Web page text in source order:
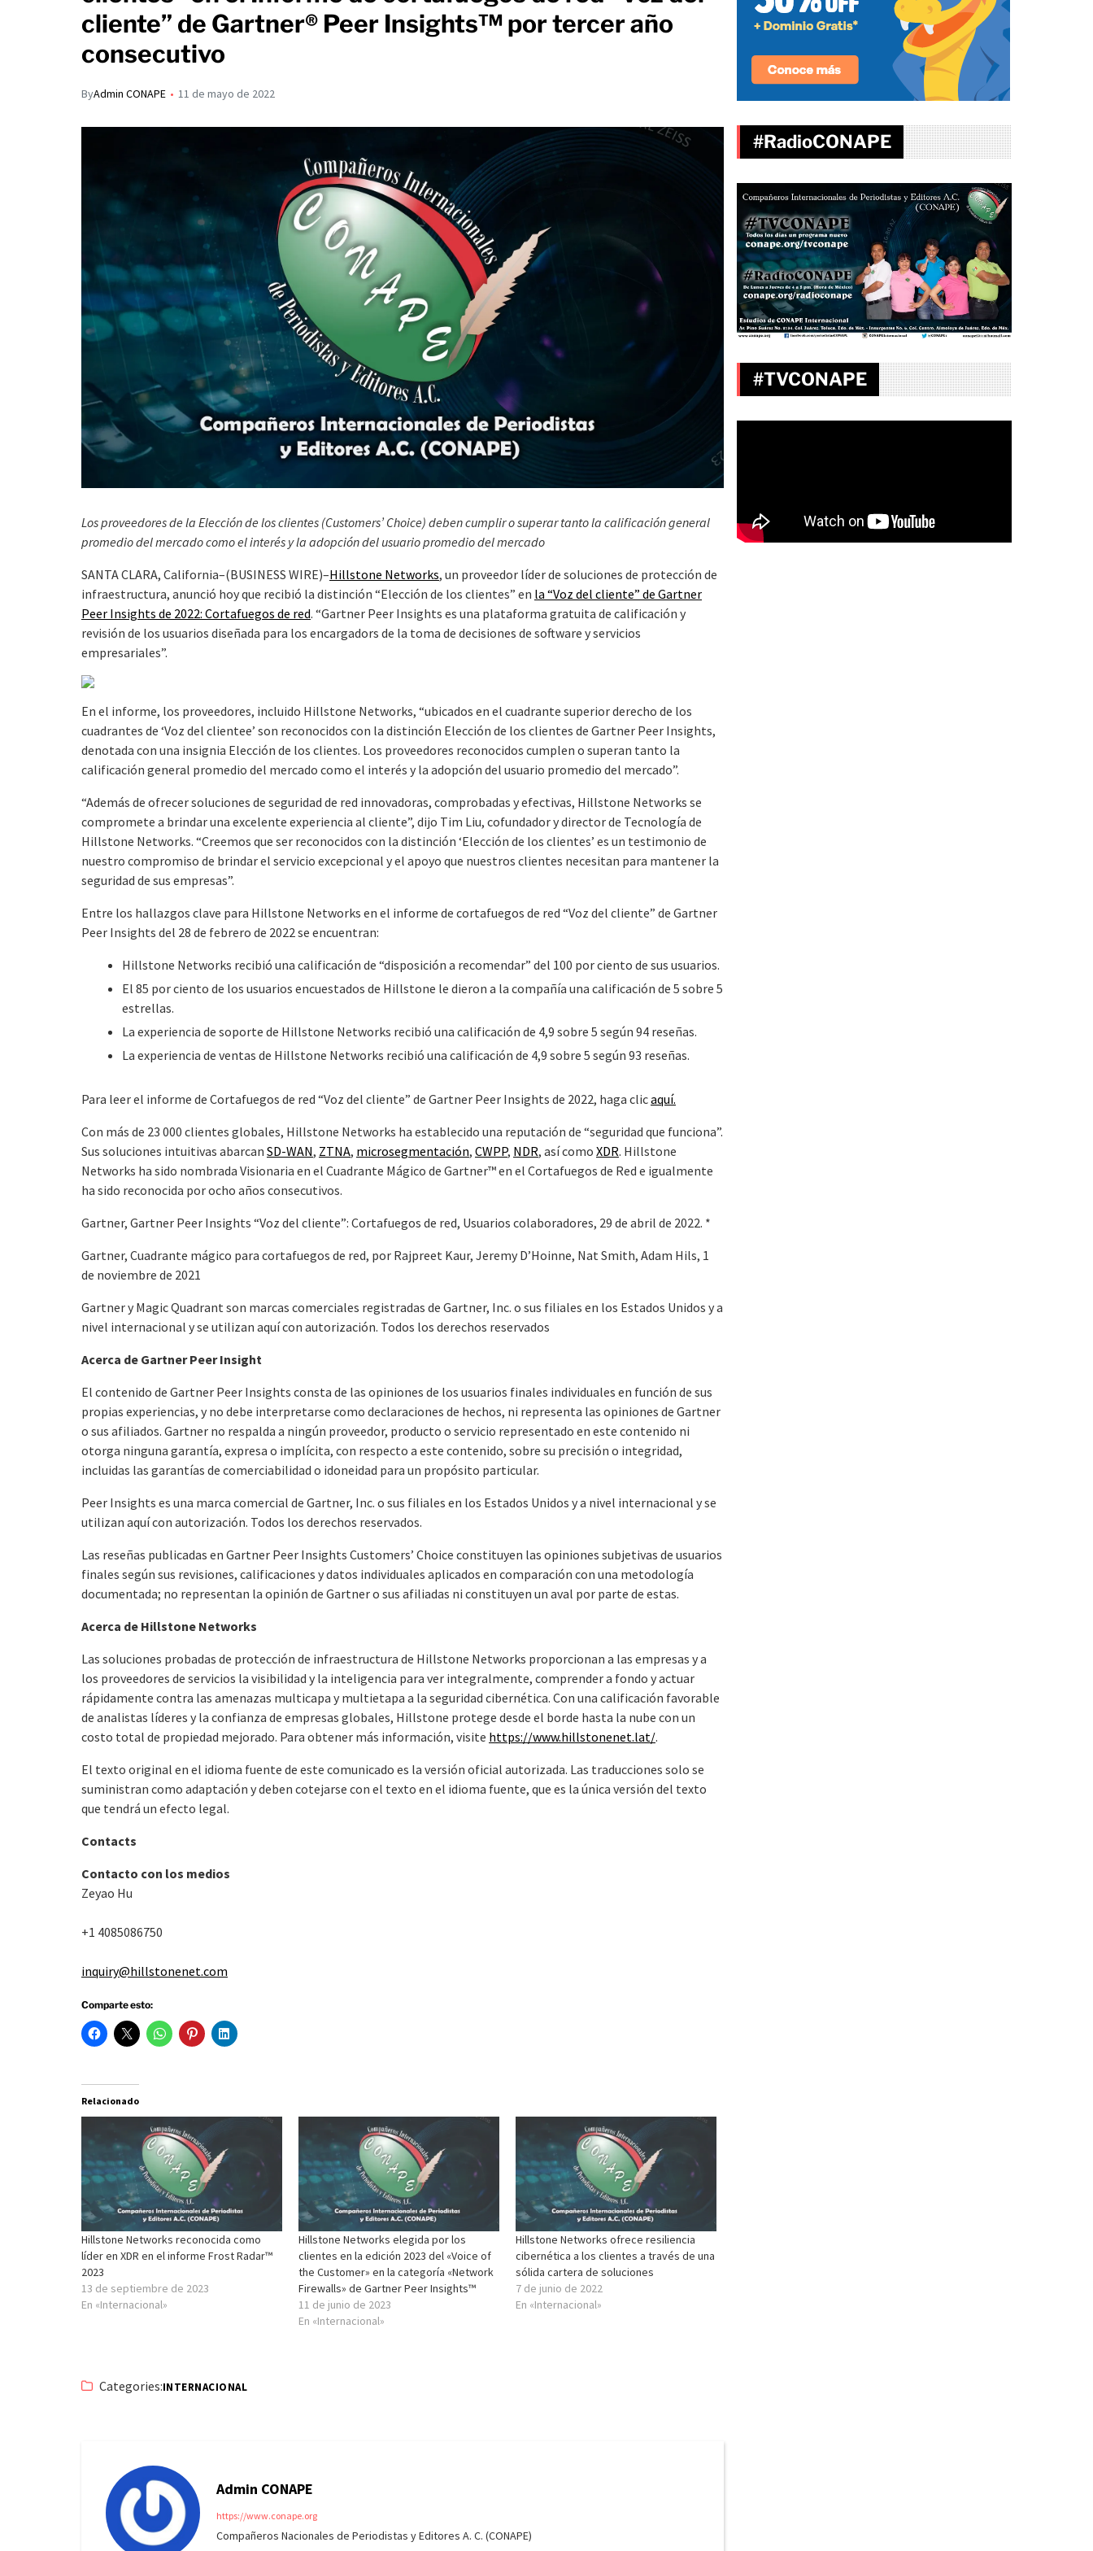
cliente” de Gartner® Peer Insights™ por tercer año
consecutivo
ByAdmin CONAPE 11 de mayo de 2022
Los proveedores de la Elección de los clientes (Customers’ Choice) deben cumplir o superar tanto la calificación general
promedio del mercado como el interés y la adopción del usuario promedio del mercado
SANTA CLARA, California–(BUSINESS WIRE)–Hillstone Networks, un proveedor líder de soluciones de protección de
infraestructura, anunció hoy que recibió la distinción “Elección de los clientes” en la “Voz del cliente” de Gartner
Peer Insights de 2022: Cortafuegos de red. “Gartner Peer Insights es una plataforma gratuita de calificación y
revisión de los usuarios diseñada para los encargadors de la toma de decisiones de software y servicios
empresariales”.
En el informe, los proveedores, incluido Hillstone Networks, “ubicados en el cuadrante superior derecho de los
cuadrantes de ‘Voz del clientee’ son reconocidos con la distinción Elección de los clientes de Gartner Peer Insights,
denotada con una insignia Elección de los clientes. Los proveedores reconocidos cumplen o superan tanto la
calificación general promedio del mercado como el interés y la adopción del usuario promedio del mercado”.
“Además de ofrecer soluciones de seguridad de red innovadoras, comprobadas y efectivas, Hillstone Networks se
compromete a brindar una excelente experiencia al cliente”, dijo Tim Liu, cofundador y director de Tecnología de
Hillstone Networks. “Creemos que ser reconocidos con la distinción ‘Elección de los clientes’ es un testimonio de
nuestro compromiso de brindar el servicio excepcional y el apoyo que nuestros clientes necesitan para mantener la
seguridad de sus empresas”.
Entre los hallazgos clave para Hillstone Networks en el informe de cortafuegos de red “Voz del cliente” de Gartner
Peer Insights del 28 de febrero de 2022 se encuentran:
Hillstone Networks recibió una calificación de “disposición a recomendar” del 100 por ciento de sus usuarios.
El 85 por ciento de los usuarios encuestados de Hillstone le dieron a la compañía una calificación de 5 sobre 5
estrellas.
La experiencia de soporte de Hillstone Networks recibió una calificación de 4,9 sobre 5 según 94 reseñas.
La experiencia de ventas de Hillstone Networks recibió una calificación de 4,9 sobre 5 según 93 reseñas.
Para leer el informe de Cortafuegos de red “Voz del cliente” de Gartner Peer Insights de 2022, haga clicaquí.
Con más de 23 000 clientes globales, Hillstone Networks ha establecido una reputación de “seguridad que funciona”.
Sus soluciones intuitivas abarcan SD-WAN, ZTNA, microsegmentación, CWPP, NDR, así como XDR. Hillstone
Networks ha sido nombrada Visionaria en el Cuadrante Mágico de Gartner™ en el Cortafuegos de Red e igualmente
ha sido reconocida por ocho años consecutivos.
Gartner, Gartner Peer Insights “Voz del cliente”: Cortafuegos de red, Usuarios colaboradores, 29 de abril de 2022. *
Gartner, Cuadrante mágico para cortafuegos de red, por Rajpreet Kaur, Jeremy D’Hoinne, Nat Smith, Adam Hils, 1
de noviembre de 2021
Gartner y Magic Quadrant son marcas comerciales registradas de Gartner, Inc. o sus filiales en los Estados Unidos y a
nivel internacional y se utilizan aquí con autorización. Todos los derechos reservados
Acerca de Gartner Peer Insight
El contenido de Gartner Peer Insights consta de las opiniones de los usuarios finales individuales en función de sus
propias experiencias, y no debe interpretarse como declaraciones de hechos, ni representa las opiniones de Gartner
o sus afiliados. Gartner no respalda a ningún proveedor, producto o servicio representado en este contenido ni
otorga ninguna garantía, expresa o implícita, con respecto a este contenido, sobre su precisión o integridad,
incluidas las garantías de comerciabilidad o idoneidad para un propósito particular.
Peer Insights es una marca comercial de Gartner, Inc. o sus filiales en los Estados Unidos y a nivel internacional y se
utilizan aquí con autorización. Todos los derechos reservados.
Las reseñas publicadas en Gartner Peer Insights Customers’ Choice constituyen las opiniones subjetivas de usuarios
finales según sus revisiones, calificaciones y datos individuales aplicados en comparación con una metodología
documentada; no representan la opinión de Gartner o sus afiliadas ni constituyen un aval por parte de estas.
Acerca de Hillstone Networks
Las soluciones probadas de protección de infraestructura de Hillstone Networks proporcionan a las empresas y a
los proveedores de servicios la visibilidad y la inteligencia para ver integralmente, comprender a fondo y actuar
rápidamente contra las amenazas multicapa y multietapa a la seguridad cibernética. Con una calificación favorable
de analistas líderes y la confianza de empresas globales, Hillstone protege desde el borde hasta la nube con un
costo total de propiedad mejorado. Para obtener más información, visite https://www.hillstonenet.lat/.
El texto original en el idioma fuente de este comunicado es la versión oficial autorizada. Las traducciones solo se
suministran como adaptación y deben cotejarse con el texto en el idioma fuente, que es la única versión del texto
que tendrá un efecto legal.
Contacts
Contacto con los medios
Zeyao Hu
+1 4085086750
inquiry@hillstonenet.com
Comparte esto:
Relacionado
Hillstone Networks reconocida como
líder en XDR en el informe Frost Radar™
2023
13 de septiembre de 2023
En «Internacional»
Hillstone Networks elegida por los
clientes en la edición 2023 del «Voice of
the Customer» en la categoría «Network
Firewalls» de Gartner Peer Insights™
11 de junio de 2023
En «Internacional»
Hillstone Networks ofrece resiliencia
cibernética a los clientes a través de una
sólida cartera de soluciones
7 de junio de 2022
En «Internacional»
Categories:INTERNACIONAL
Admin CONAPE
https://www.conape.org
Compañeros Nacionales de Periodistas y Editores A. C. (CONAPE)
#RadioCONAPE
#TVCONAPE